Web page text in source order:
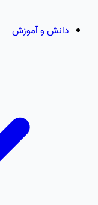
دانش و آموزش